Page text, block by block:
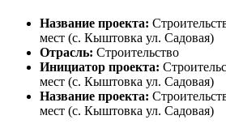
Название проекта:
мест (с. Кыштовка ул. Садовая)
Отрасль: Строительство
Инициатор проекта:
мест (с. Кыштовка ул. Садовая)
Название проекта:
мест (с. Кыштовка ул. Садовая)